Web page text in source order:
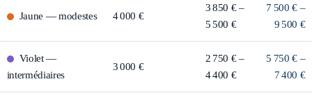
Jaune —modestes 4 000 €
3 850 € –
5 500 €
7 500 € –
9 500 €
Violet—
intermédiaires
3 000 €
2 750 € –
4 400 €
5 750 € –
7 400 €